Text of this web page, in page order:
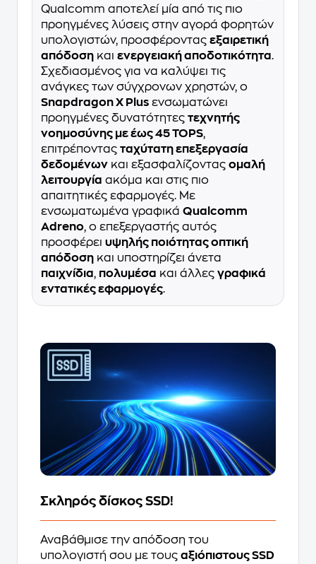
Qualcomm αποτελεί μία από τις πιο
προηγμένες λύσεις στην αγορά φορητών
υπολογιστών, προσφέροντας εξαιρετική
απόδοση και ενεργειακή αποδοτικότητα.
Σχεδιασμένος για να καλύψει τις
ανάγκες των σύγχρονων χρηστών, ο
Snapdragon X Plus ενσωματώνει
προηγμένες δυνατότητες τεχνητής
νοημοσύνης με έως 45 TOPS,
επιτρέποντας ταχύτατη επεξεργασία
δεδομένων και εξασφαλίζοντας ομαλή
λειτουργία ακόμα και στις πιο
απαιτητικές εφαρμογές. Με
ενσωματωμένα γραφικά Qualcomm
Adreno, ο επεξεργαστής αυτός
προσφέρει υψηλής ποιότητας οπτική
απόδοση και υποστηρίζει άνετα
παιχνίδια, πολυμέσα και άλλες γραφικά
εντατικές εφαρμογές.
Σκληρός δίσκος SSD!
Αναβάθμισε την απόδοση του
υπολογιστή σου με τους αξιόπιστους SSD